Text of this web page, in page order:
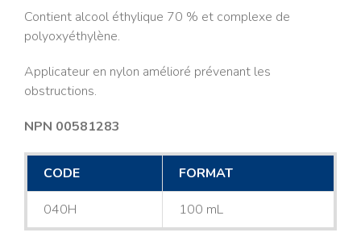
Contient alcool éthylique 70 % et complexe de
polyoxyéthylène.
Applicateur en nylon amélioré prévenant les
obstructions.
NPN 00581283
CODE FORMAT
040H 100 mL